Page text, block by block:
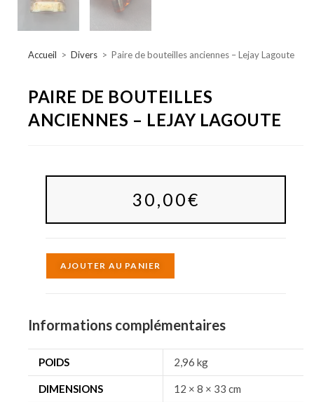
Accueil > Divers > Paire de bouteilles anciennes – Lejay Lagoute
PAIRE DE BOUTEILLES
ANCIENNES – LEJAY LAGOUTE
30,00€
AJOUTER AU PANIER
n
a
t
Informations complémentaires
POIDS 2,96 kg
DIMENSIONS 12 × 8 × 33 cm